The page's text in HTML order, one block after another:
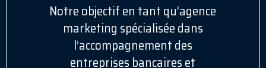
Notre objectif en tant qu’agence
marketing spécialisée dans
l’accompagnement des
entreprises bancaires et